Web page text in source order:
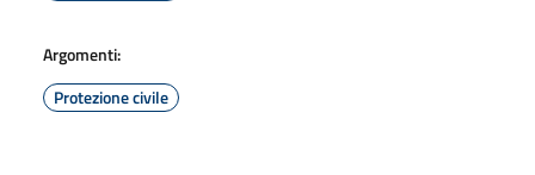
Argomenti:
Protezione civile